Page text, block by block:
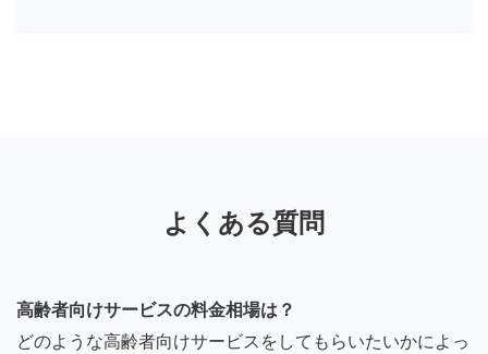
よくある質問
高齢者向けサービスの料金相場は？
どのような高齢者向けサービスをしてもらいたいかによっ